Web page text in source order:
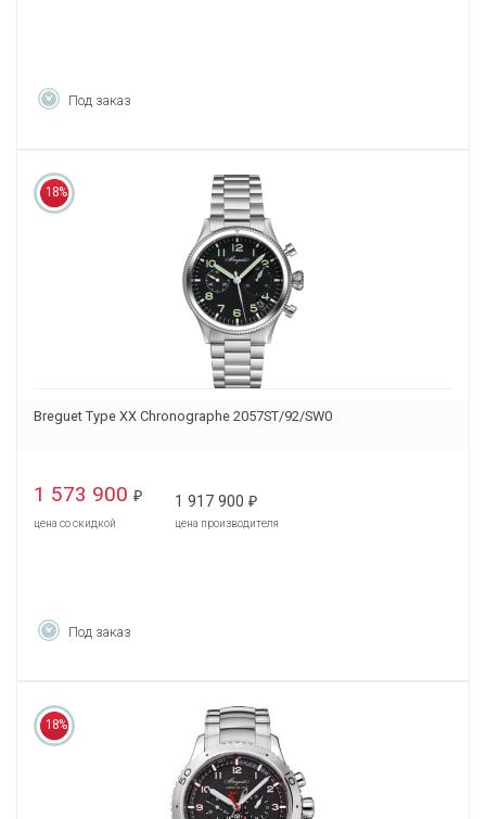
Под заказ
18%
Breguet Type XX Chronographe 2057ST/92/SW0
1 573 900 ₽
цена со скидкой
1 917 900 ₽
цена производителя
Под заказ
18%